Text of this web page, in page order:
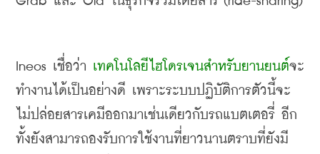
Ineos เชื่อว่า เทคโนโลยีไฮโดรเจนสำหรับยานยนต์จะ
ทำงานได้เป็นอย่างดี เพราะระบบปฏิบัติการตัวนี้จะ
ไม่ปล่อยสารเคมีออกมาเช่นเดียวกับรถแบตเตอรี่ อีก
ทั้งยังสามารถองรับการใช้งานที่ยาวนานตราบที่ยังมี